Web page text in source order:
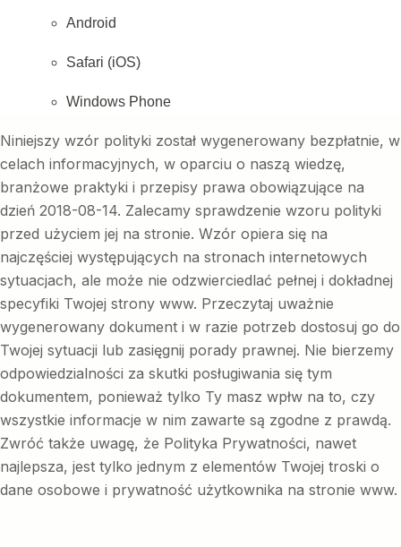
Android
Safari (iOS)
Windows Phone
Niniejszy wzór polityki został wygenerowany bezpłatnie, w
celach informacyjnych, w oparciu o naszą wiedzę,
branżowe praktyki i przepisy prawa obowiązujące na
dzień 2018-08-14. Zalecamy sprawdzenie wzoru polityki
przed użyciem jej na stronie. Wzór opiera się na
najczęściej występujących na stronach internetowych
sytuacjach, ale może nie odzwierciedlać pełnej i dokładnej
specyfiki Twojej strony www. Przeczytaj uważnie
wygenerowany dokument i w razie potrzeb dostosuj go do
Twojej sytuacji lub zasięgnij porady prawnej. Nie bierzemy
odpowiedzialności za skutki posługiwania się tym
dokumentem, ponieważ tylko Ty masz wpłw na to, czy
wszystkie informacje w nim zawarte są zgodne z prawdą.
Zwróć także uwagę, że Polityka Prywatności, nawet
najlepsza, jest tylko jednym z elementów Twojej troski o
dane osobowe i prywatność użytkownika na stronie www.